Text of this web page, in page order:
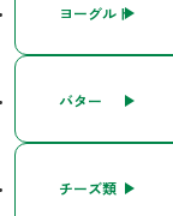
ヨーグルト
バター
チーズ類